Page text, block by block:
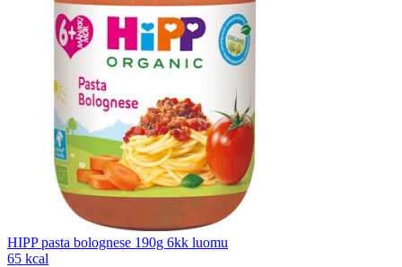
HIPP pasta bolognese 190g 6kk luomu
65 kcal